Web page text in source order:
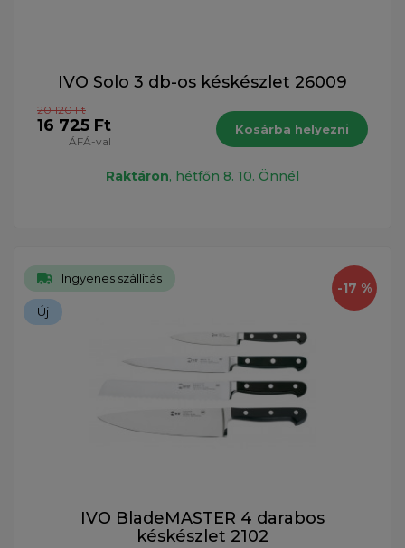
IVO Solo 3 db-os késkészlet 26009
20 120 Ft
16 725 Ft
ÁFÁ-val
Kosárba helyezni
Raktáron, hétfőn 8. 10. Önnél
-17 %
Ingyenes szállítás
Új
IVO BladeMASTER 4 darabos
késkészlet 2102